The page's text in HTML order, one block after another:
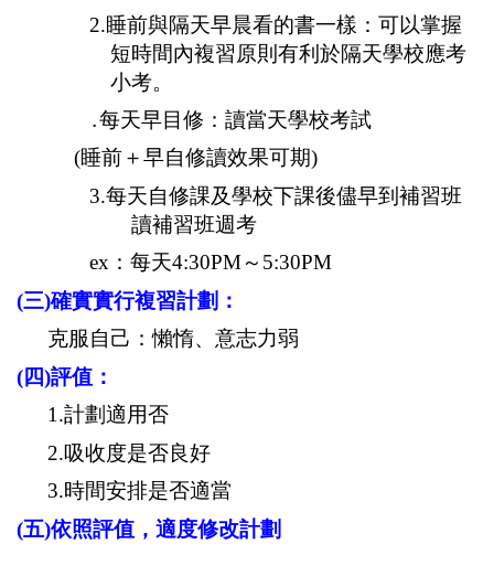
2.睡前與隔天早晨看的書一樣：可以掌握
短時間內複習原則有利於隔天學校應考
小考。
․每天早目修：讀當天學校考試
(睡前＋早自修讀效果可期)
3.每天自修課及學校下課後儘早到補習班
讀補習班週考
ex ：每天4:30PM～ 5:30PM
(三)確實實行複習計劃：
克服自己：懶惰、意志力弱
(四)評值：
1.計劃適用否
2.吸收度是否良好
3.時間安排是否適當
(五)依照評值，適度修改計劃